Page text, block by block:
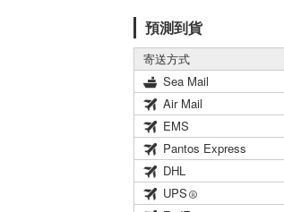
預測到貨
寄送方式
Sea Mail
Air Mail
EMS
Pantos Express
DHL
UPS